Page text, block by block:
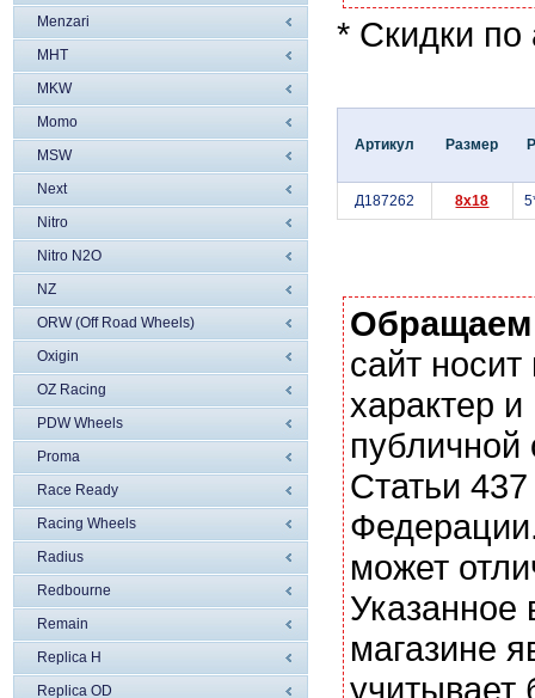
Menzari
MHT
MKW
Momo
MSW
Next
Nitro
Nitro N2O
NZ
ORW (Off Road Wheels)
Oxigin
OZ Racing
PDW Wheels
Proma
Race Ready
Racing Wheels
Radius
Redbourne
Remain
Replica H
Replica OD
* Скидки по
Артикул Размер
Д187262 8x18
сайт
характер
Статьи
может
магазине
учитывает